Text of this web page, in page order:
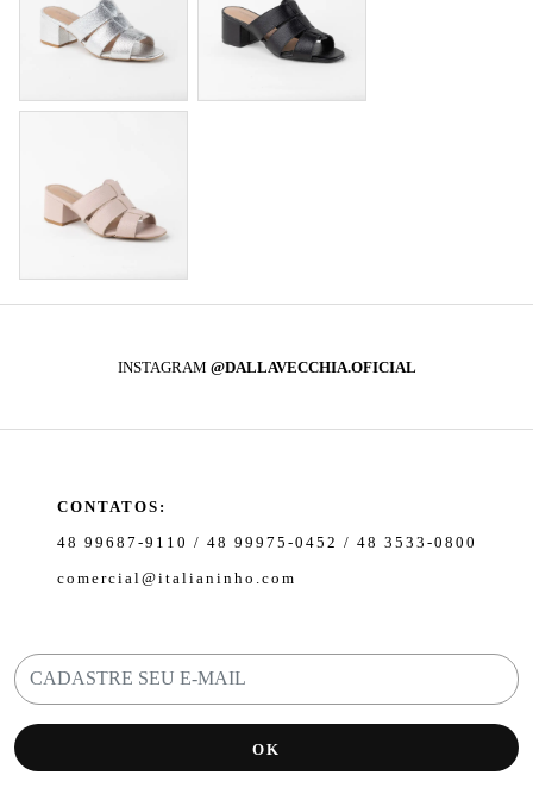
INSTAGRAM @DALLAVECCHIA.OFICIAL
CONTATOS:
48 99687-9110 / 48 99975-0452 / 48 3533-0800
comercial@italianinho.com
OK